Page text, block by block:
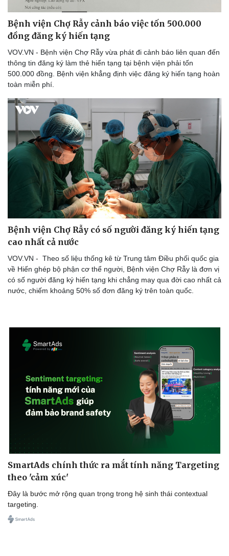
Bệnh viện Chợ Rẫy cảnh báo việc tốn 500.000
đồng đăng ký hiến tạng
VOV.VN - Bệnh viện Chợ Rẫy vừa phát đi cảnh báo liên quan đến
thông tin đăng ký làm thẻ hiến tạng tại bệnh viện phải tốn
500.000 đồng. Bệnh viện khẳng định việc đăng ký hiến tạng hoàn
toàn miễn phí.
Bệnh viện Chợ Rẫy có số người đăng ký hiến tạng
cao nhất cả nước
VOV.VN - Theo số liệu thống kê từ Trung tâm Điều phối quốc gia
về Hiến ghép bộ phận cơ thể người, Bệnh viện Chợ Rẫy là đơn vị
có số người đăng ký hiến tạng khi chẳng may qua đời cao nhất cả
nước, chiếm khoảng 50% số đơn đăng ký trên toàn quốc.
SmartAds chính thức ra mắt tính năng Targeting
theo 'cảm xúc'
Đây là bước mở rộng quan trọng trong hệ sinh thái contextual
targeting.